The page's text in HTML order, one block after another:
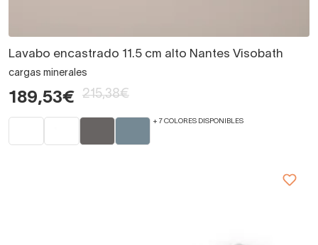
Lavabo encastrado 11.5 cm alto Nantes Visobath
cargas minerales
189,53€ 215,38€
+ 7 COLORES DISPONIBLES